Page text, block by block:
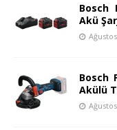
Bosch
Akü
Bosch
Akülü